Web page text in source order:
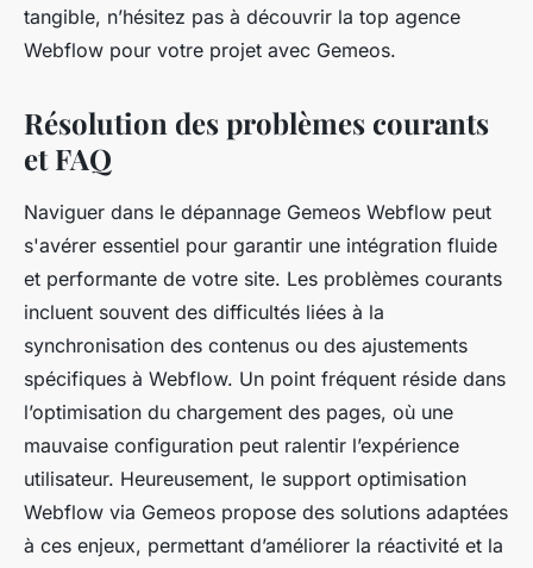
tangible, n’hésitez pas à découvrir la top agence
Webflow pour votre projet avec Gemeos.
Résolution des problèmes courants
et FAQ
Naviguer dans le dépannage Gemeos Webflow peut
s'avérer essentiel pour garantir une intégration fluide
et performante de votre site. Les problèmes courants
incluent souvent des difficultés liées à la
synchronisation des contenus ou des ajustements
spécifiques à Webflow. Un point fréquent réside dans
l’optimisation du chargement des pages, où une
mauvaise configuration peut ralentir l’expérience
utilisateur. Heureusement, le support optimisation
Webflow via Gemeos propose des solutions adaptées
à ces enjeux, permettant d’améliorer la réactivité et la